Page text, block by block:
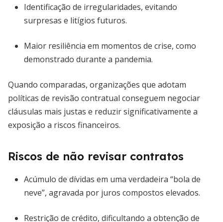
Identificação de irregularidades, evitando
surpresas e litígios futuros.
Maior resiliência em momentos de crise, como
demonstrado durante a pandemia.
Quando comparadas, organizações que adotam
políticas de revisão contratual conseguem negociar
cláusulas mais justas e reduzir significativamente a
exposição a riscos financeiros.
Riscos de não revisar contratos
Acúmulo de dívidas em uma verdadeira “bola de
neve”, agravada por juros compostos elevados.
Restrição de crédito, dificultando a obtenção de